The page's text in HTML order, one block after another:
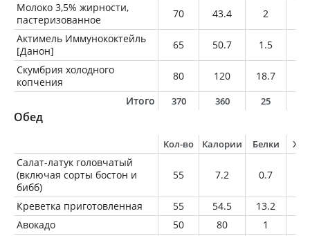
Молоко 3,5% жирности,
пастеризованное
70 43.4 2
Актимель Иммунококтейль
[Данон]
65 50.7 1.5
Скумбрия холодного
копчения
80 120 18.7
Итого
370 360 25
Обед
Кол-во Калории Белки
Салат-латук головчатый
(включая сорты бостон и
бибб)
55 7.2 0.7
Креветка приготовленная 55 54.5 13.2
Авокадо
50 80 1